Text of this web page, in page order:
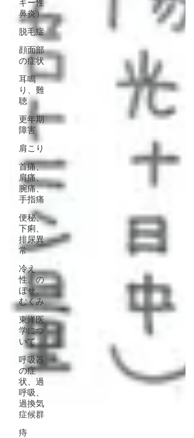
ギー性
鼻炎）
脱毛症
顔面部
の症状
耳鳴
り、難
聴
更年期
障害
肩こり
首痛、
肩痛、
腕痛、
手指痛
便秘、
下痢、
排尿異
常
冷え
性、の
ぼせ、
むくみ
東洋医
学につ
いて
呼吸器
の症
状、過
呼吸、
過換気
症候群
痔